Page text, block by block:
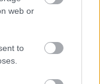
web or
to